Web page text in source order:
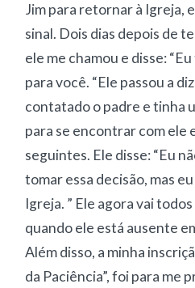
Jim para retornar à Igreja,
sinal. Dois dias depois de
ele me chamou e disse:
para você. “Ele passou a
contatado o padre e tinha
para se encontrar com ele
seguintes. Ele disse: “Eu
tomar essa decisão, mas
Igreja. ” Ele agora vai
quando ele está ausente
Além disso, a minha
da Paciência”, foi para me